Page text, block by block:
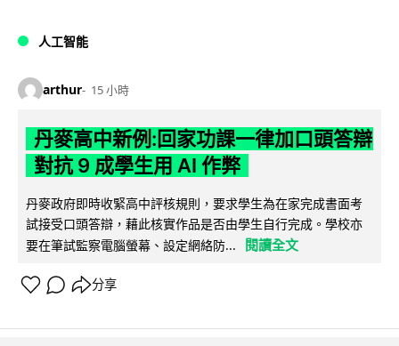
人工智能
arthur 15 小時
丹麥高中新例:回家功課一律加口頭答辯
對抗 9 成學生用 AI 作弊
丹麥政府即時收緊高中評核規則，要求學生為在家完成書面考
試接受口頭答辯，藉此核實作品是否由學生自行完成。學校亦
要在筆試監察電腦螢幕、設定網絡防...
閱讀全文
分享